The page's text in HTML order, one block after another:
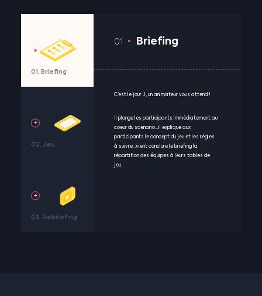
01. Briefing
02. Jeu
03. Débriefing
01 Briefing
C’est le jour J, un animateur vous attend !
Il plonge les participants immédiatement au
coeur du scenario…il explique aux
participants le concept du jeu et les règles
à suivre…vient conclure le briefing la
répartition des équipes à leurs tables de
jeu.